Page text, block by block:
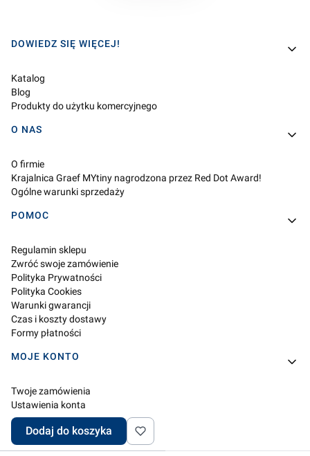
Linki w stopce
DOWIEDZ SIĘ WIĘCEJ!
Katalog
Blog
Produkty do użytku komercyjnego
O NAS
O firmie
Krajalnica Graef MYtiny nagrodzona przez Red Dot Award!
Ogólne warunki sprzedaży
POMOC
Regulamin sklepu
Zwróć swoje zamówienie
Polityka Prywatności
Polityka Cookies
Warunki gwarancji
Czas i koszty dostawy
Formy płatności
MOJE KONTO
Twoje zamówienia
Ustawienia konta
Przechowalnia
Ustawienia plików cookies
Dodaj do koszyka